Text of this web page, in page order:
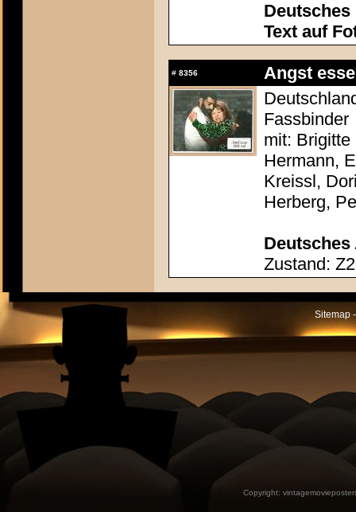
Deutsches
Text auf
# 8356
Angst
Fassbinder
mit:
Hermann,
Kreissl,
Herberg,
Deutsches
Zustand: Z2
Sitemap
Copyright: